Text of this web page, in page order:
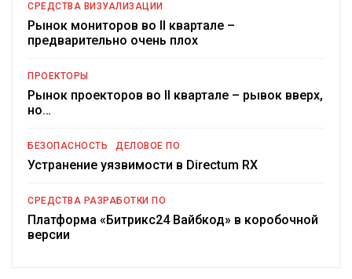
СРЕДСТВА ВИЗУАЛИЗАЦИИ
Рынок мониторов во II квартале –
предварительно очень плох
ПРОЕКТОРЫ
Рынок проекторов во II квартале – рывок вверх,
но…
БЕЗОПАСНОСТЬ ДЕЛОВОЕ ПО
Устранение уязвимости в Directum RX
СРЕДСТВА РАЗРАБОТКИ ПО
Платформа «Битрикс24 Вайбкод» в коробочной
версии